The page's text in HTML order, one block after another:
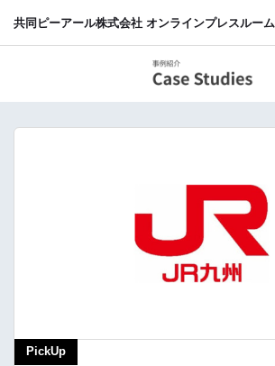
共同ピーアール株式会社 オンラインプレスルーム
PickUp